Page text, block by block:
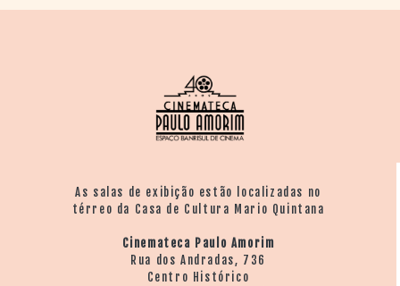
As salas de exibição estão localizadas no
térreo da Casa de Cultura Mario Quintana
Cinemateca Paulo Amorim
Rua dos Andradas, 736
Centro Histórico